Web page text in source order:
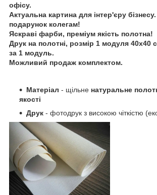
офісу.
Актуальна картина для інтер'єру
подарунок колегам!
Яскраві фарби, преміум якість полотна!
Друк на полотні, розмір 1 модуля 40x40
за 1 модуль.
Можливий продаж комплектом.
Матеріал - щільне натуральне
якості
Друк - фотодрук з високою чіткістю